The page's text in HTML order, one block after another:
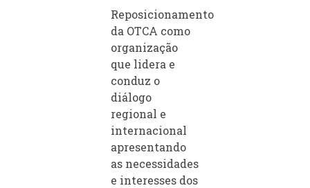
Reposicionamento
da OTCA como
organização
que lidera e
conduz o
diálogo
regional e
internacional
apresentando
as necessidades
e interesses dos